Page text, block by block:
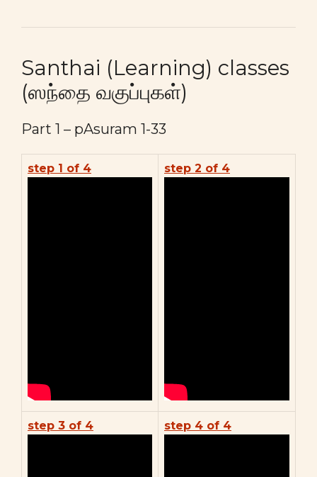
Santhai (Learning) classes
(ஸந்தை வகுப்புகள்)
Part 1 – pAsuram 1-33
step 1 of 4 step 2 of 4
step 3 of 4 step 4 of 4